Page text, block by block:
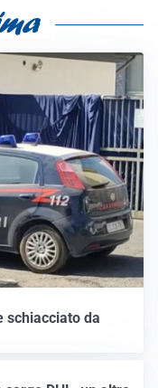
schiacciato da